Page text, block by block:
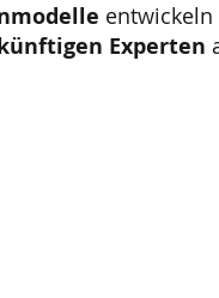
entwickeln
Experten